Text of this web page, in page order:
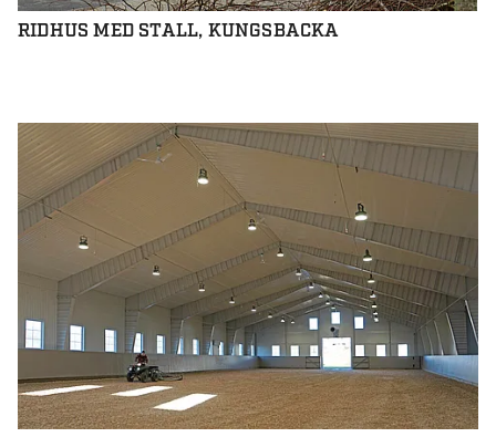
RIDHUS MED STALL, KUNGSBACKA